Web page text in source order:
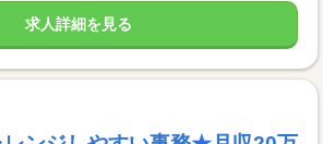
求人詳細を見る